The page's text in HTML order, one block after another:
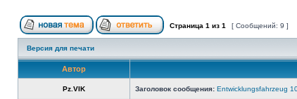
Страница 1 из 1 [ Сообщений: 9 ]
Версия для печати
Автор
Pz.VIK Заголовок сообщения: Entwicklungsfahrzeug